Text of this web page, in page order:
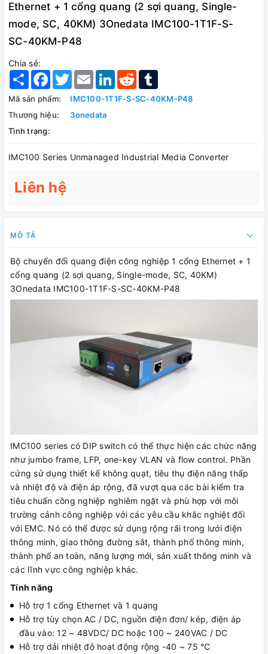
Ethernet + 1 cổng quang (2 sợi quang, Single-
mode, SC, 40KM) 3Onedata IMC100-1T1F-S-
SC-40KM-P48
Chia sẻ:
Share Facebook
TwitterEmail LinkedInReddit
Mã sản phẩm:
IMC100-1T1F-S-SC-40KM-P48
Thương hiệu:
3onedata
Tình trạng:
IMC100 Series Unmanaged Industrial Media Converter
Liên hệ
MÔ TẢ
Bộ chuyển đổi quang điện công nghiệp 1 cổng Ethernet + 1
cổng quang (2 sợi quang, Single-mode, SC, 40KM)
3Onedata IMC100-1T1F-S-SC-40KM-P48
IMC100 series có DIP switch có thể thực hiện các chức năng
như jumbo frame, LFP, one-key VLAN và flow control. Phần
cứng sử dụng thiết kế không quạt, tiêu thụ điện năng thấp
và nhiệt độ và điện áp rộng, đã vượt qua các bài kiểm tra
tiêu chuẩn công nghiệp nghiêm ngặt và phù hợp với môi
trường cảnh công nghiệp với các yêu cầu khắc nghiệt đối
với EMC. Nó có thể được sử dụng rộng rãi trong lưới điện
thông minh, giao thông đường sắt, thành phố thông minh,
thành phố an toàn, năng lượng mới, sản xuất thông minh và
các lĩnh vực công nghiệp khác.
Tính năng
Hỗ trợ 1 cổng Ethernet và 1 quang
Hỗ trợ tùy chọn AC / DC, nguồn điện đơn/ kép, điện áp
đầu vào: 12 ~ 48VDC/ DC hoặc 100 ~ 240VAC / DC
Hỗ trợ dải nhiệt độ hoạt động rộng -40 ~ 75 ℃